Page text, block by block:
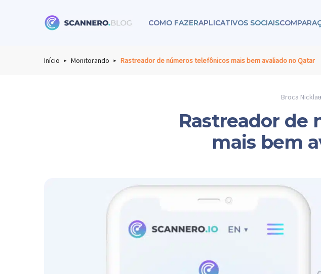
COMO FAZERAPLICATIVOS SOCIAIS
Início Monitorando Rastreador de números telefônicos mais bem avaliado no Qatar
Broca
Rastreador de
mais bem